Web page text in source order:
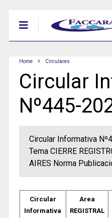
Home Circulares
Circular
Nº445-
Circular Informativa
Tema CIERRE
AIRES Norma
Circular
Informativa
Area
REGISTRAL